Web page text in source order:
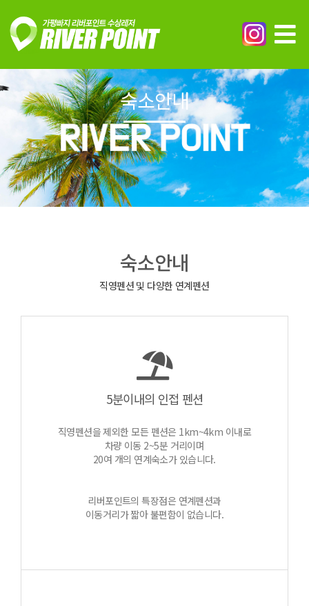
숙소안내
숙소안내
직영펜션 및 다양한 연계펜션
5분이내의 인접 펜션
직영펜션을 제외한 모든 펜션은 1km~4km 이내로
차량 이동 2~5분 거리이며
20여 개의 연계숙소가 있습니다.
리버포인트의 특장점은 연계펜션과
이동거리가 짧아 불편함이 없습니다.